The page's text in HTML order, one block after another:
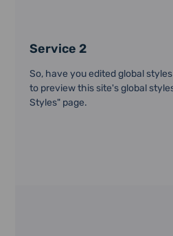
Service 2
So, have you edited global
to preview this site's global
Styles" page.